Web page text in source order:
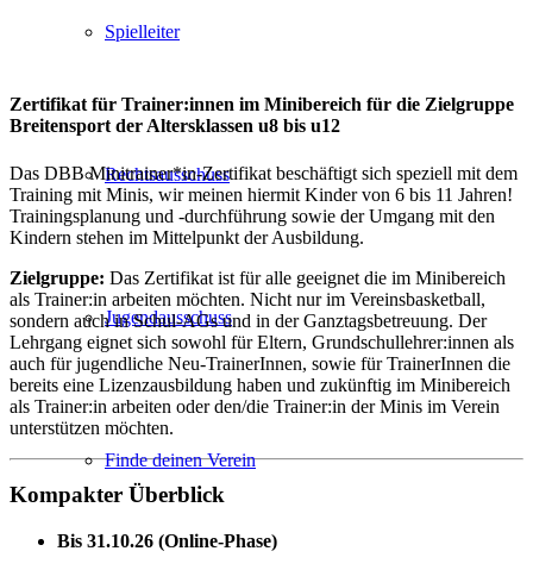
Spielleiter
Rechtsausschuss
Jugendausschuss
Finde deinen Verein
Zertifikat für Trainer:innen im Minibereich für die Zielgruppe
Breitensport der Altersklassen u8 bis u12
Das DBB Minitrainer*in-Zertifikat beschäftigt sich speziell mit dem
Training mit Minis, wir meinen hiermit Kinder von 6 bis 11 Jahren!
Trainingsplanung und -durchführung sowie der Umgang mit den
Kindern stehen im Mittelpunkt der Ausbildung.
Zielgruppe: Das Zertifikat ist für alle geeignet die im Minibereich
als Trainer:in arbeiten möchten. Nicht nur im Vereinsbasketball,
sondern auch in Schul-AGs und in der Ganztagsbetreuung. Der
Lehrgang eignet sich sowohl für Eltern, Grundschullehrer:innen als
auch für jugendliche Neu-TrainerInnen, sowie für TrainerInnen die
bereits eine Lizenzausbildung haben und zukünftig im Minibereich
als Trainer:in arbeiten oder den/die Trainer:in der Minis im Verein
unterstützen möchten.
Kompakter Überblick
Bis 31.10.26 (Online-Phase)